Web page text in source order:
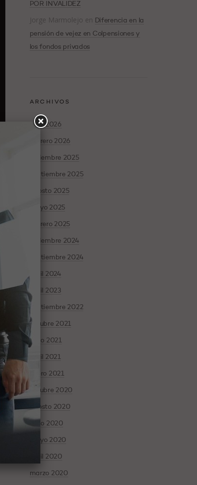
POR INVALIDEZ
Jorge Marmolejo en Diferencia en la
pensión de vejez en Colpensiones y
los fondos privados
ARCHIVOS
abril 2026
febrero 2026
diciembre 2025
septiembre 2025
agosto 2025
mayo 2025
febrero 2025
diciembre 2024
septiembre 2024
abril 2024
abril 2023
septiembre 2022
octubre 2021
junio 2021
abril 2021
enero 2021
octubre 2020
agosto 2020
junio 2020
mayo 2020
abril 2020
marzo 2020